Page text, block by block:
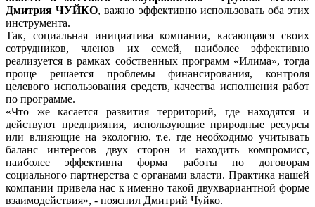
Дмитрия ЧУЙКО, важно эффективно использовать оба этих
инструмента.
Так, социальная инициатива компании, касающаяся своих
сотрудников, членов их семей, наиболее эффективно
реализуется в рамках собственных программ «Илима», тогда
проще решается проблемы финансирования, контроля
целевого использования средств, качества исполнения работ
по программе.
«Что же касается развития территорий, где находятся и
действуют предприятия, использующие природные ресурсы
или влияющие на экологию, т.е. где необходимо учитывать
баланс интересов двух сторон и находить компромисс,
наиболее эффективна форма работы по договорам
социального партнерства с органами власти. Практика нашей
компании привела нас к именно такой двухвариантной форме
взаимодействия», - пояснил Дмитрий Чуйко.